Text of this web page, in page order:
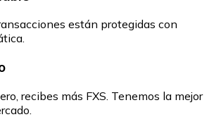
están protegidas con
recibes más FXS. Tenemos la mejor